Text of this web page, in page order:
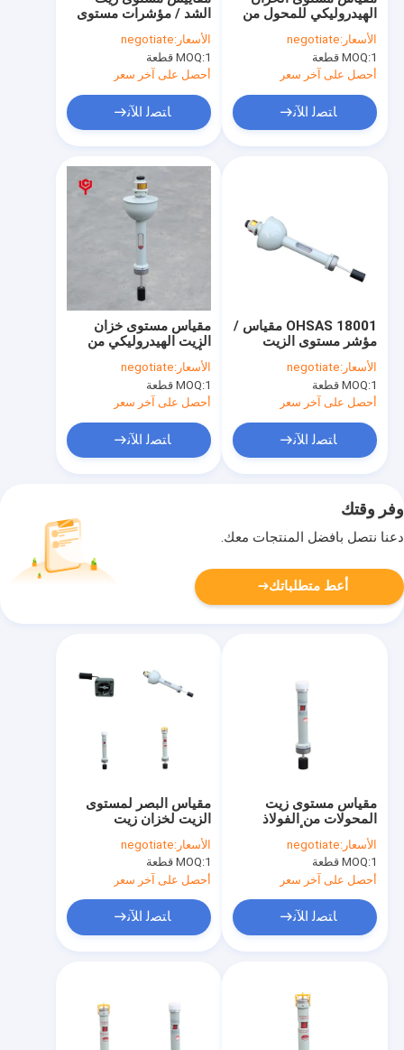
الشد / مؤشرات مستوى
المعتمدة
الأسعار:negotiate
MOQ:1 قطعة
أحصل على آخر سعر
ﺎﺘﺼﻟ ﺍﻶﻧ
الهيدروليكي للمحول من
الألومنيوم مع معيار DIN
الأسعار:negotiate
MOQ:1 قطعة
أحصل على آخر سعر
ﺎﺘﺼﻟ ﺍﻶﻧ
مقياس مستوى خزان
الزيت الهيدروليكي من
الألومنيوم ، رؤية شفافة
سهلة التركيب
الأسعار:negotiate
MOQ:1 قطعة
أحصل على آخر سعر
ﺎﺘﺼﻟ ﺍﻶﻧ
OHSAS 18001 مقياس /
مؤشر مستوى الزيت
لمحول التوزيع الفضي
الأسعار:negotiate
MOQ:1 قطعة
أحصل على آخر سعر
ﺎﺘﺼﻟ ﺍﻶﻧ
وفر وقتك
دعنا نتصل بأفضل المنتجات معك.
أعط متطلباتك
مقياس البصر لمستوى
الزيت لخزان زيت
المحولات حسب الطلب
اللون Fpr محول
الأسعار:negotiate
MOQ:1 قطعة
أحصل على آخر سعر
ﺎﺘﺼﻟ ﺍﻶﻧ
مقياس مستوى زيت
المحولات من الفولاذ
المقاوم للصدأ / مؤشر
عدسة واضحة
الأسعار:negotiate
MOQ:1 قطعة
أحصل على آخر سعر
ﺎﺘﺼﻟ ﺍﻶﻧ